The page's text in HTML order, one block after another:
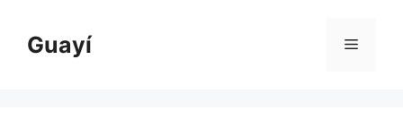
Guayí Menu